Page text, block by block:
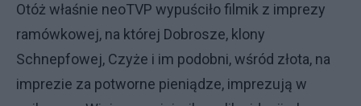
Otóż właśnie neoTVP wypuściło filmik z imprezy
ramówkowej, na której Dobrosze, klony
Schnepfowej, Czyże i im podobni, wśród złota, na
imprezie za potworne pieniądze, imprezują w